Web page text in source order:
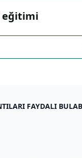
eğitimi
FAYDALI